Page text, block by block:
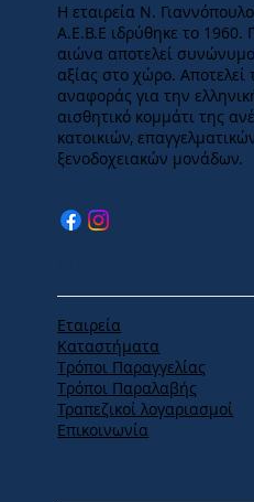
Εταιρεία
Καταστήματα
Tρόποι Παραγγελίας
Tρόποι Παραλαβής
Τραπεζικοί λογαριασμοί
Επικοινωνία
Η εταιρεία Ν.
Α.Ε.Β.Ε ιδρύθηκε το 1960.
αιώνα αποτελεί
αξίας στο χώρο. Αποτελεί
αναφοράς για την
αισθητικό κομμάτι της
κατοικιών,
ξενοδοχειακών μονάδων.